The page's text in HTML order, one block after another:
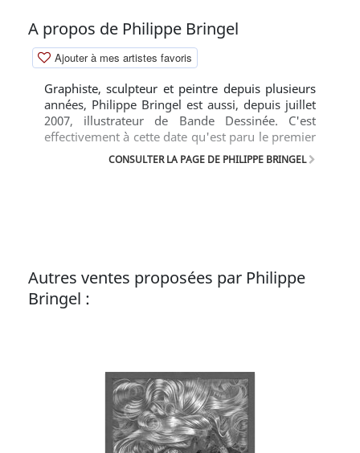
A propos de Philippe Bringel
Ajouter à mes artistes favoris
Graphiste, sculpteur et peintre depuis plusieurs
années, Philippe Bringel est aussi, depuis juillet
2007, illustrateur de Bande Dessinée. C'est
effectivement à cette date qu'est paru le premier
opus d'un cycle BD de style fantastique :
"Jed'Kan", pour lequel il assure le dessin et la
CONSULTER LA PAGE DE PHILIPPE BRINGEL
Autres ventes proposées par Philippe
Bringel :